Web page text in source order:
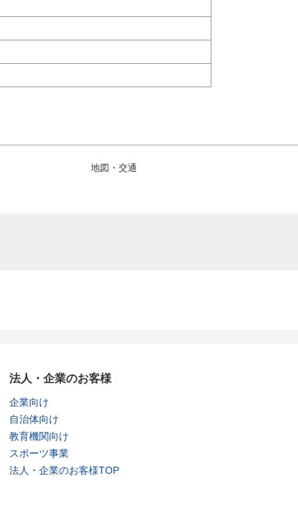
地図・交通
法人・企業のお客様
企業向け
自治体向け
教育機関向け
スポーツ事業
法人・企業のお客様TOP